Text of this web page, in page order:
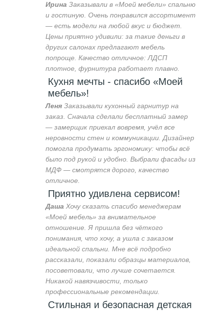
Ирина Заказывали в «Моей мебели» спальню
и гостиную. Очень понравился ассортимент
— есть модели на любой вкус и бюджет.
Цены приятно удивили: за такие деньги в
других салонах предлагают мебель
попроще. Качество отличное: ЛДСП
плотное, фурнитура работает плавно.
Кухня мечты - спасибо «Моей
мебель»!
Леня Заказывали кухонный гарнитур на
заказ. Сначала сделали бесплатный замер
— замерщик приехал вовремя, учёл все
неровности стен и коммуникации. Дизайнер
помогла продумать эргономику: чтобы всё
было под рукой и удобно. Выбрали фасады из
МДФ — смотрятся дорого, качество
отличное.
Приятно удивлена сервисом!
Даша Хочу сказать спасибо менеджерам
«Моей мебель» за внимательное
отношение. Я пришла без чёткого
понимания, что хочу, а ушла с заказом
идеальной спальни. Мне всё подробно
рассказали, показали образцы материалов,
посоветовали, что лучше сочетается.
Никакой навязчивости, только
профессиональные рекомендации.
Стильная и безопасная детская